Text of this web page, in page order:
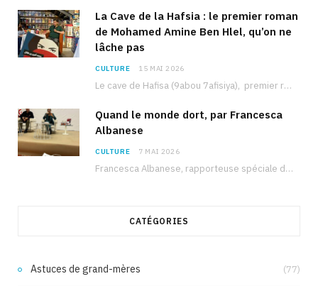
La Cave de la Hafsia : le premier roman
de Mohamed Amine Ben Hlel, qu’on ne
lâche pas
CULTURE 15 MAI 2026
Le cave de Hafisa (9abou 7afisiya), premier roman du journaliste tunisien Mohamed Amine Ben Hlel,…
Quand le monde dort, par Francesca
Albanese
CULTURE 7 MAI 2026
Francesca Albanese, rapporteuse spéciale de l’ONU sur les territoires palestiniens occupés, était à Tunis pour…
CATÉGORIES
Astuces de grand-mères (77)